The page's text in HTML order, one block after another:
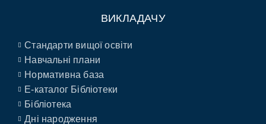
ВИКЛАДАЧУ
Стандарти вищої освіти
Навчальні плани
Нормативна база
E-каталог Бібліотеки
Бібліотека
Дні народження